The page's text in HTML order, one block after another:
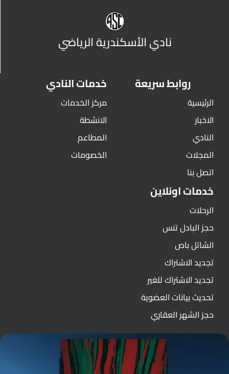
نادي الأسكندرية الرياضي
روابط سريعة
الرئيسية
الاخبار
النادي
المجلات
اتصل بنا
خدمات النادي
مركز الخدمات
الانشطة
المطاعم
الخصومات
خدمات اونلاين
الرحلات
حجز البادل تنس
الشاتل باص
تجديد الاشتراك
تجديد الاشتراك للغير
تحديث بيانات العضوية
حجز الشهر العقاري